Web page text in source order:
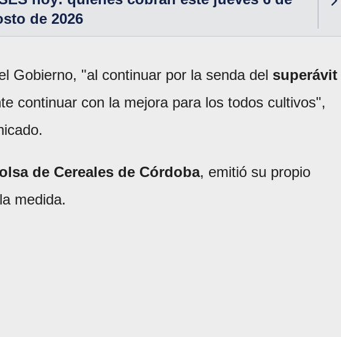
de 2026
Gobierno, "al continuar por la senda del superávit
continuar con la mejora para los todos cultivos",
de Cereales de Córdoba, emitió su propio
medida.